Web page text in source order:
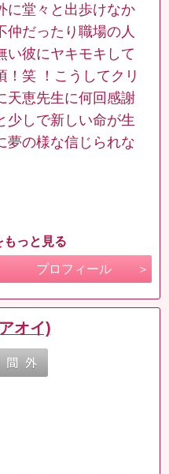
に堂々と出歩けなか
仲だったり職場の人
い彼にヤキモキして
！笑 ！こうしてクリ
天恵先生に何回感謝
少しで新しい命が生
夢の様な信じられな
もっと見る
プロフィール
オイ)